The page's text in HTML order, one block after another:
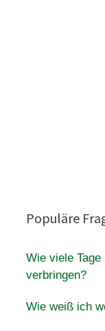
Populäre
Wie viele
verbringen?
Wie weiß ich